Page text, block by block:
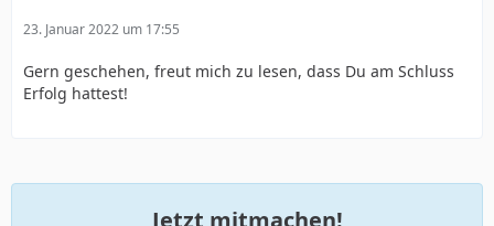
23. Januar 2022 um 17:55
Gern geschehen, freut mich zu lesen, dass Du am Schluss
Erfolg hattest!
Jetzt mitmachen!